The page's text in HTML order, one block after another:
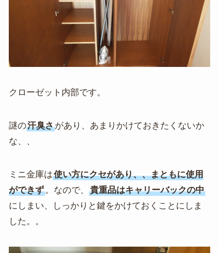
クローゼット内部です。
謎の汗臭さがあり、あまりかけておきたくないか
な、、
ミニ金庫は使い方にクセがあり、、まともに使用
ができず。なので、 貴重品はキャリーバックの中
にしまい、しっかりと鍵をかけておくことにしま
した。。